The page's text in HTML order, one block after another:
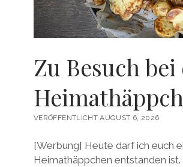
Zu Besuch
VERÖFFENTLICHT AUGUST 6, 2026
[Werbung] Heute darf ich euch
Heimathäppchen entstanden